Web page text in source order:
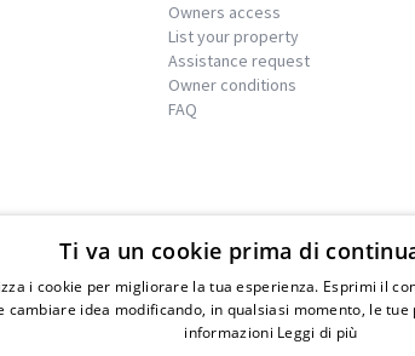
Owners access
List your property
Assistance request
Owner conditions
FAQ
We islands
01976730497 - Iscrizione C.I.A.A di
Ti va un cookie prima di
i cookie per migliorare la tua esperienza. Esprimi il
cambiare idea modificando, in qualsiasi momento, le
informazioni Leggi di più